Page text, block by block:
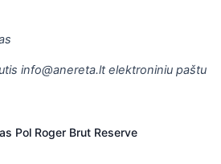
info@anereta.lt elektroniniu paštu
Pol Roger Brut Reserve